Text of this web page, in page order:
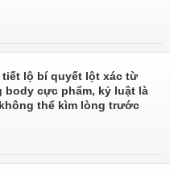
lộ bí quyết lột xác từ
cực phẩm, kỷ luật là
thể kìm lòng trước